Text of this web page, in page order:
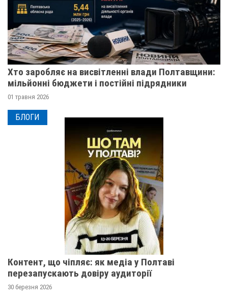
Хто заробляє на висвітленні влади Полтавщини:
мільйонні бюджети і постійні підрядники
01 травня 2026
БЛОГИ
Контент, що чіпляє: як медіа у Полтаві
перезапускають довіру аудиторії
30 березня 2026